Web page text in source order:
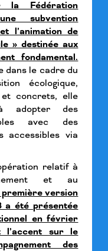
la Fédération
subvention
l’animation de
» destinée aux
fondamental.
dans le cadre du
écologique,
concrets, elle
adopter des
avec des
accessibles via
relatif à
et au
première version
a été présentée
en février
l’accent sur le
des